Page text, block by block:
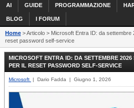
AI GUIDE PROGRAMMAZIONE
BLOG I FORUM
Home > Articolo > Microsoft Entra ID: da settembre
reset password self-service
MICROSOFT ENTRA ID: DA SETTEMBRE
PER IL RESET PASSWORD SELF-SERVICE
Microsoft | Dario Fadda | Giugno 1, 2026